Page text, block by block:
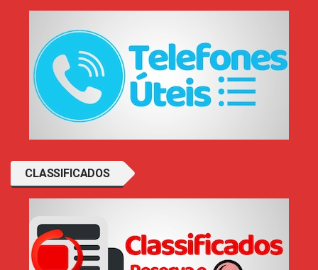
CLASSIFICADOS